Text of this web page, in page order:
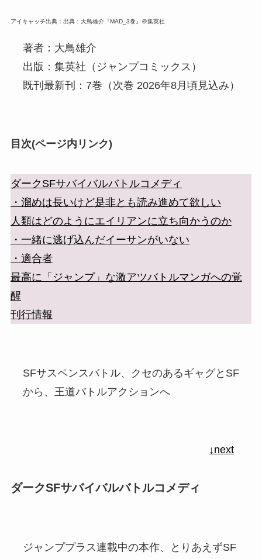
アイキャッチ出典：出典：大鳥雄介『MAD_3巻』＠集英社
著者：大鳥雄介
出版：集英社（ジャンプコミックス）
既刊最新刊：7巻（次巻 2026年8月頃見込み）
目次(ページ内リンク)
ダークSFサバイバルバトルコメディ
・溜めは長いけど是非とも読み進めて欲しい
人類はどのようにエイリアンに立ち向かうのか
・一緒に逃げ込んだイーサンがいない
・適合者
最高に「ジャンプ」な激アツバトルマンガへの覚
醒
刊行情報
SFサスペンスバトル、クセのあるギャグとSF
から、王道バトルアクションへ
↓next
ダークSFサバイバルバトルコメディ
ジャンププラス連載中の本作、とりあえずSF